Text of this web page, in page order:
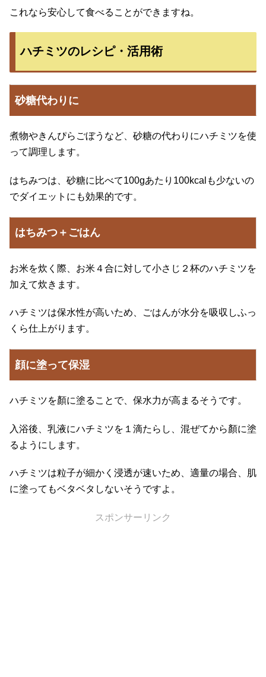
これなら安心して食べることができますね。
ハチミツのレシピ・活用術
砂糖代わりに
煮物やきんぴらごぼうなど、砂糖の代わりにハチミツを使
って調理します。
はちみつは、砂糖に比べて100gあたり100kcalも少ないの
でダイエットにも効果的です。
はちみつ＋ごはん
お米を炊く際、お米４合に対して小さじ２杯のハチミツを
加えて炊きます。
ハチミツは保水性が高いため、ごはんが水分を吸収しふっ
くら仕上がります。
顔に塗って保湿
ハチミツを顏に塗ることで、保水力が高まるそうです。
入浴後、乳液にハチミツを１滴たらし、混ぜてから顏に塗
るようにします。
ハチミツは粒子が細かく浸透が速いため、適量の場合、肌
に塗ってもベタベタしないそうですよ。
スポンサーリンク